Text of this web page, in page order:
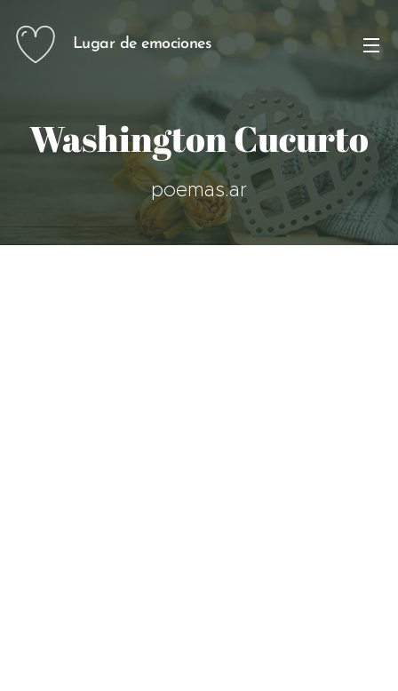
Lugar de emociones
Washington Cucurto
poemas.ar